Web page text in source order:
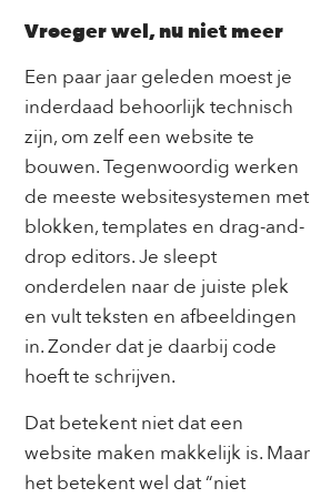
Vroeger wel, nu niet meer
Een paar jaar geleden moest je
inderdaad behoorlijk technisch
zijn, om zelf een website te
bouwen. Tegenwoordig werken
de meeste websitesystemen met
blokken, templates en drag-and-
drop editors. Je sleept
onderdelen naar de juiste plek
en vult teksten en afbeeldingen
in. Zonder dat je daarbij code
hoeft te schrijven.
Dat betekent niet dat een
website maken makkelijk is. Maar
het betekent wel dat “niet